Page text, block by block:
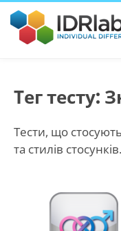
Тег тесту:
Тести, що
та стилів стосунків.